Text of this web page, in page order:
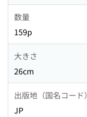
数量
159p
大きさ
26cm
出版地（国名コード）
JP